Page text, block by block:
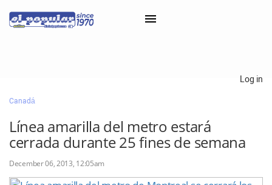
Classifieds
Categorías
Log in
Canadá
Línea amarilla del metro estará
cerrada durante 25 fines de semana
December 06, 2013, 12:05am